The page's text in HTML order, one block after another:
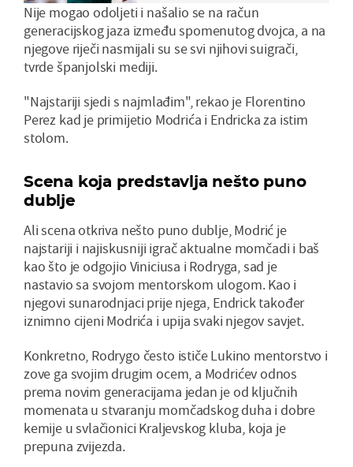
Nije mogao odoljeti i našalio se na račun
generacijskog jaza između spomenutog dvojca, a na
njegove riječi nasmijali su se svi njihovi suigrači,
tvrde španjolski mediji.
"Najstariji sjedi s najmlađim", rekao je Florentino
Perez kad je primijetio Modrića i Endricka za istim
stolom.
Scena koja predstavlja nešto puno
dublje
Ali scena otkriva nešto puno dublje, Modrić je
najstariji i najiskusniji igrač aktualne momčadi i baš
kao što je odgojio Viniciusa i Rodryga, sad je
nastavio sa svojom mentorskom ulogom. Kao i
njegovi sunarodnjaci prije njega, Endrick također
iznimno cijeni Modrića i upija svaki njegov savjet.
Konkretno, Rodrygo često ističe Lukino mentorstvo i
zove ga svojim drugim ocem, a Modrićev odnos
prema novim generacijama jedan je od ključnih
momenata u stvaranju momčadskog duha i dobre
kemije u svlačionici Kraljevskog kluba, koja je
prepuna zvijezda.